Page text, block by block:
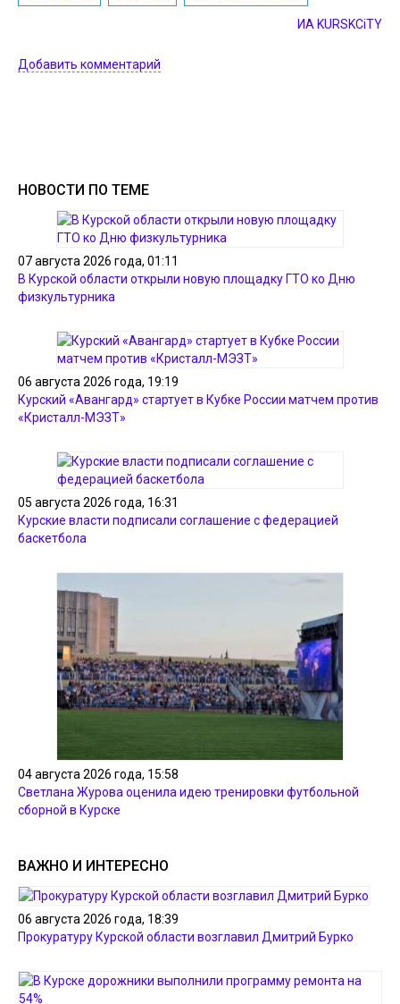
ИА KURSKCiTY
Добавить комментарий
НОВОСТИ ПО ТЕМЕ
07 августа 2026 года, 01:11
В Курской области открыли новую площадку ГТО ко Дню
физкультурника
06 августа 2026 года, 19:19
Курский «Авангард» стартует в Кубке России матчем против
«Кристалл-МЭЗТ»
05 августа 2026 года, 16:31
Курские власти подписали соглашение с федерацией
баскетбола
04 августа 2026 года, 15:58
Светлана Журова оценила идею тренировки футбольной
сборной в Курске
ВАЖНО И ИНТЕРЕСНО
06 августа 2026 года, 18:39
Прокуратуру Курской области возглавил Дмитрий Бурко